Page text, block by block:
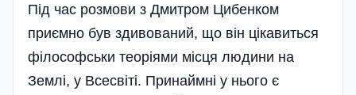
Під час розмови з Дмитром Цибенком
приємно був здивований, що він цікавиться
філософськи теоріями місця людини на
Землі, у Всесвіті. Принаймні у нього є